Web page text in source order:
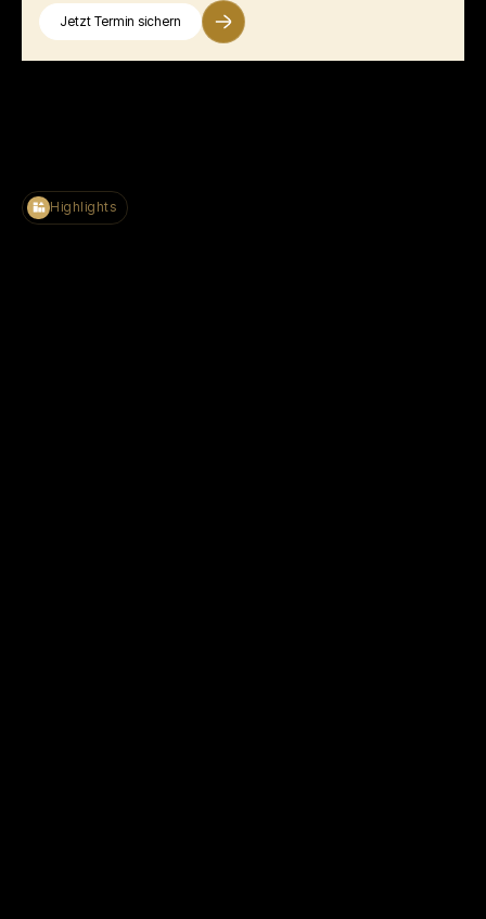
Jetzt Termin sichern
Highlights